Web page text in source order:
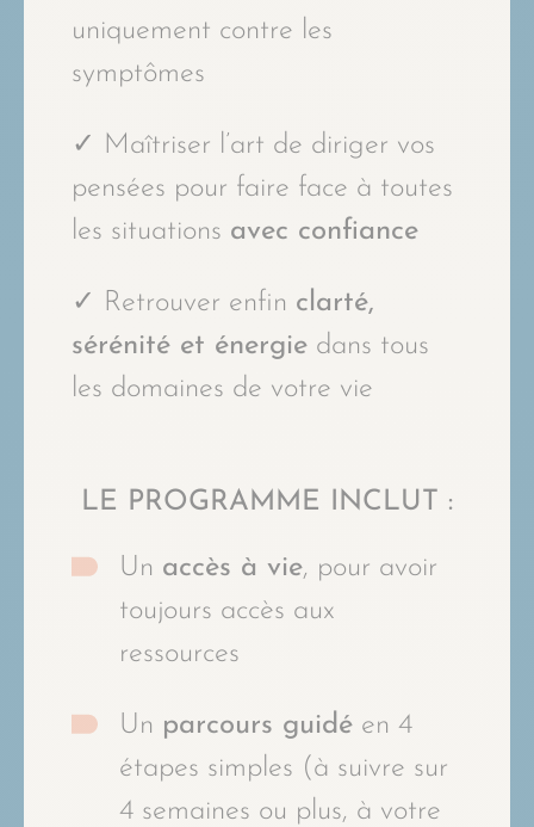
uniquement contre les
symptômes
✓ Maîtriser l’art de diriger vos
pensées pour faire face à toutes
les situations avec confiance
✓ Retrouver enfin clarté,
sérénité et énergie dans tous
les domaines de votre vie
LE PROGRAMME INCLUT :
Un accès à vie, pour avoir
toujours accès aux
ressources
Un parcours guidé en 4
étapes simples (à suivre sur
4 semaines ou plus, à votre